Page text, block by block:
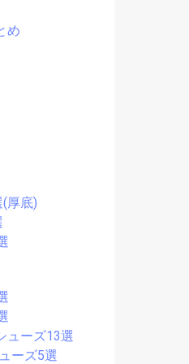
め
厚底)
ューズ13選
ーズ5選